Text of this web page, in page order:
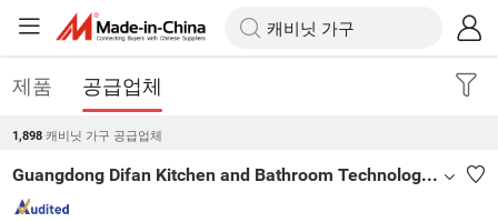
제품 공급업체
1,898 캐비닛 가구 공급업체
Guangdong Difan Kitchen and Bathroom Technology Co., Ltd.